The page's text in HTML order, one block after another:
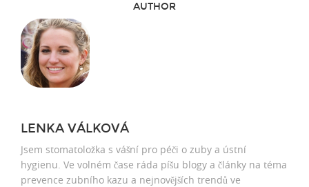
AUTHOR
LENKA VÁLKOVÁ
Jsem stomatoložka s vášní pro péči o zuby a ústní
hygienu. Ve volném čase ráda píšu blogy a články na téma
prevence zubního kazu a nejnovějších trendů ve